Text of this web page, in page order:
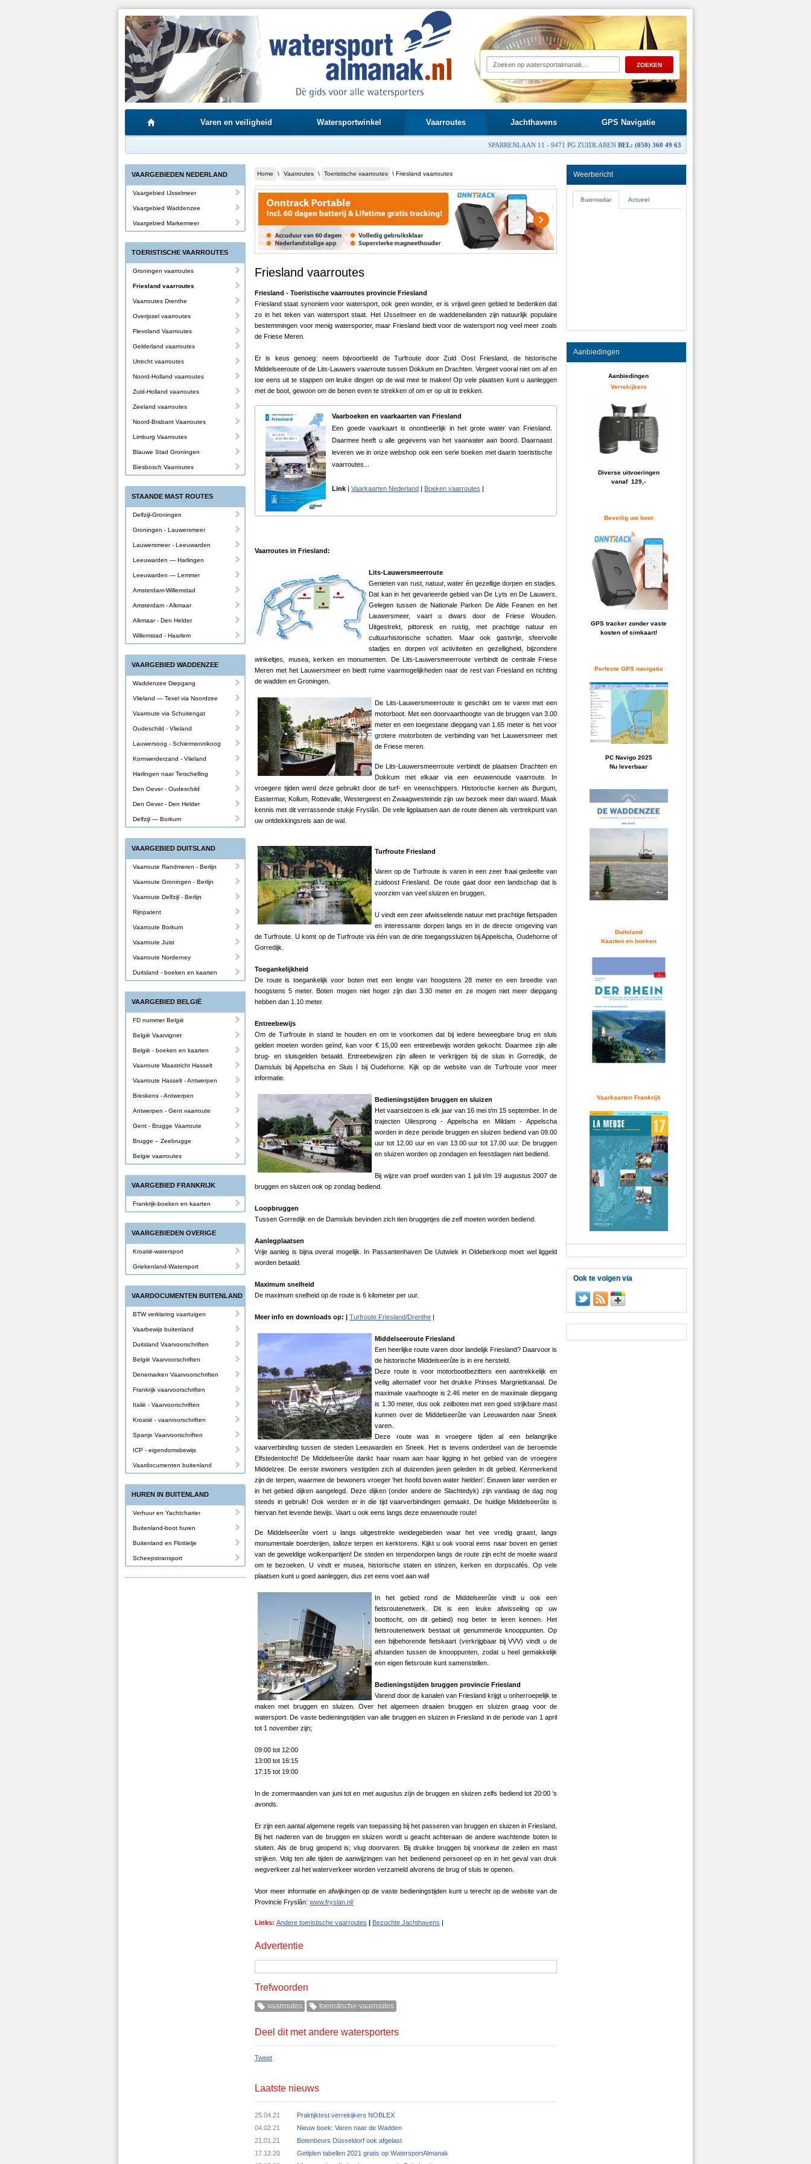
Varen en veiligheid Watersportwinkel Vaarroutes Jachthavens GPS Navigatie
SPARRENLAAN 11 - 9471 PG ZUIDLAREN BEL: (050) 360 49 63
Home \ Vaarroutes \ Toeristische vaarroutes \ Friesland vaarroutes
Friesland vaarroutes
Friesland - Toeristische vaarroutes provincie Friesland
Friesland staat synoniem voor watersport, ook geen wonder, er is vrijwel geen gebied te bedenken dat
zo in het teken van watersport staat. Het IJsselmeer en de waddeneilanden zijn natuurlijk populaire
bestemmingen voor menig watersporter, maar Friesland biedt voor de watersport nog veel meer zoals
de Friese Meren.
Er is keus genoeg: neem bijvoorbeeld de Turfroute door Zuid Oost Friesland, de historische
Middelseeroute of de Lits-Lauwers vaarroute tussen Dokkum en Drachten. Vergeet vooral niet om af en
toe eens uit te stappen om leuke dingen op de wal mee te maken! Op vele plaatsen kunt u aanleggen
met de boot, gewoon om de benen even te strekken of om er op uit te trekken.
Vaarboeken en vaarkaarten van Friesland
Een goede vaarkaart is onontbeerlijk in het grote water van Friesland.
Daarmee heeft u alle gegevens van het vaarwater aan boord. Daarnaast
leveren we in onze webshop ook een serie boeken met daarin toeristische
vaarroutes...
Link | Vaarkaarten Nederland | Boeken vaarroutes |
Vaarroutes in Friesland:
Lits-Lauwersmeerroute
Genieten van rust, natuur, water én gezellige dorpen en stadjes.
Dat kan in het gevarieerde gebied van De Lyts en De Lauwers.
Gelegen tussen de Nationale Parken De Alde Feanen en het
Lauwersmeer, vaart u dwars door de Friese Wouden.
Uitgestrekt, pittoresk en rustig, met prachtige natuur en
cultuurhistorische schatten. Maar ook gastvrije, sfeervolle
stadjes en dorpen vol activiteiten en gezelligheid, bijzondere
winkeltjes, musea, kerken en monumenten. De Lits-Lauwersmeerroute verbindt de centrale Friese
Meren met het Lauwersmeer en biedt ruime vaarmogelijkheden naar de rest van Friesland en richting
de wadden en Groningen.
De Lits-Lauwersmeerroute is geschikt om te varen met een
motorboot. Met een doorvaarthoogte van de bruggen van 3.00
meter en een toegestane diepgang van 1.65 meter is het voor
grotere motorboten de verbinding van het Lauwersmeer met
de Friese meren.
De Lits-Lauwersmeerroute verbindt de plaatsen Drachten en
Dokkum met elkaar via een eeuwenoude vaarroute. In
vroegere tijden werd deze gebruikt door de turf- en veenschippers. Historische kernen als Burgum,
Eastermar, Kollum, Rottevalle, Westergeest en Zwaagwesteinde zijn uw bezoek meer dan waard. Maak
kennis met dit verrassende stukje Fryslân. De vele ligplaatsen aan de route dienen als vertrekpunt van
uw ontdekkingsreis aan de wal.
Turfroute Friesland
Varen op de Turfroute is varen in een zeer fraai gedeelte van
zuidoost Friesland. De route gaat door een landschap dat is
voorzien van veel sluizen en bruggen.
U vindt een zeer afwisselende natuur met prachtige fietspaden
en interessante dorpen langs en in de directe omgeving van
de Turfroute. U komt op de Turfroute via één van de drie toegangssluizen bij Appelscha, Oudehorne of
Gorredijk.
Toegankelijkheid
De route is toegankelijk voor boten met een lengte van hoogstens 28 meter en een breedte van
hoogstens 5 meter. Boten mogen niet hoger zijn dan 3.30 meter en ze mogen niet meer diepgang
hebben dan 1.10 meter.
Entreebewijs
Om de Turfroute in stand te houden en om te voorkomen dat bij iedere beweegbare brug en sluis
gelden moeten worden geïnd, kan voor € 15,00 een entreebewijs worden gekocht. Daarmee zijn alle
brug- en sluisgelden betaald. Entreebewijzen zijn alleen te verkrijgen bij de sluis in Gorredijk, de
Damsluis bij Appelscha en Sluis I bij Oudehorne. Kijk op de website van de Turfroute voor meer
informatie.
Bedieningstijden bruggen en sluizen
Het vaarseizoen is elk jaar van 16 mei t/m 15 september. In de
trajecten Uilesprong - Appelscha en Mildam - Appelscha
worden in deze periode bruggen en sluizen bediend van 09.00
uur tot 12.00 uur en van 13.00 uur tot 17.00 uur. De bruggen
en sluizen worden op zondagen en feestdagen niet bediend.
Bij wijze van proef worden van 1 juli t/m 19 augustus 2007 de
bruggen en sluizen ook op zondag bediend.
Loopbruggen
Tussen Gorredijk en de Damsluis bevinden zich tien bruggetjes die zelf moeten worden bediend.
Aanlegplaatsen
Vrije aanleg is bijna overal mogelijk. In Passantenhaven De Uutwiek in Oldeberkoop moet wel liggeld
worden betaald.
Maximum snelheid
De maximum snelheid op de route is 6 kilometer per uur.
Meer info en downloads op: | Turfroute Friesland/Drenthe |
Middelseeroute Friesland
Een heerlijke route varen door landelijk Friesland? Daarvoor is
de historische Middelseerûte is in ere hersteld.
Deze route is voor motorbootbezitters een aantrekkelijk en
veilig alternatief voor het drukke Prinses Margrietkanaal. De
maximale vaarhoogte is 2.46 meter en de maximale diepgang
is 1.30 meter, dus ook zeilboten met een goed strijkbare mast
kunnen over de Middelseerûte van Leeuwarden naar Sneek
varen.
Deze route was in vroegere tijden al een belangrijke
vaarverbinding tussen de steden Leeuwarden en Sneek. Het is tevens onderdeel van de beroemde
Elfstedentocht! De Middelseerûte dankt haar naam aan haar ligging in het gebied van de vroegere
Middelzee. De eerste inwoners vestigden zich al duizenden jaren geleden in dit gebied. Kenmerkend
zijn de terpen, waarmee de bewoners vroeger ‘het hoofd boven water hielden’. Eeuwen later werden er
in het gebied dijken aangelegd. Deze dijken (onder andere de Slachtedyk) zijn vandaag de dag nog
steeds in gebruik! Ook werden er in die tijd vaarverbindingen gemaakt. De huidige Middelseerûte is
hiervan het levende bewijs. Vaart u ook eens langs deze eeuwenoude route!
De Middelseerûte voert u langs uitgestrekte weidegebieden waar het vee vredig graast, langs
monumentale boerderijen, talloze terpen en kerktorens. Kijkt u ook vooral eens naar boven en geniet
van de geweldige wolkenpartijen! De steden en terpendorpen langs de route zijn echt de moeite waard
om te bezoeken. U vindt er musea, historische staten en stinzen, kerken en dorpscafés. Op vele
plaatsen kunt u goed aanleggen, dus zet eens voet aan wal!
In het gebied rond de Middelseerûte vindt u ook een
fietsroutenetwerk. Dit is een leuke afwisseling op uw
boottocht, om dit gebied) nog beter te leren kennen. Het
fietsroutenetwerk bestaat uit genummerde knooppunten. Op
een bijbehorende fietskaart (verkrijgbaar bij VVV) vindt u de
afstanden tussen de knooppunten, zodat u heel gemakkelijk
een eigen fietsroute kunt samenstellen.
Bedieningstijden bruggen provincie Friesland
Varend door de kanalen van Friesland krijgt u onherroepelijk te
maken met bruggen en sluizen. Over het algemeen draaien bruggen en sluizen graag voor de
watersport. De vaste bedieningstijden van alle bruggen en sluizen in Friesland in de periode van 1 april
tot 1 november zijn;
09:00 tot 12:00
13:00 tot 16:15
17:15 tot 19:00
In de zomermaanden van juni tot en met augustus zijn de bruggen en sluizen zelfs bediend tot 20:00 ’s
avonds.
Er zijn een aantal algemene regels van toepassing bij het passeren van bruggen en sluizen in Friesland.
Bij het naderen van de bruggen en sluizen wordt u geacht achteraan de andere wachtende boten te
sluiten. Als de brug geopend is; vlug doorvaren. Bij drukke bruggen bij voorkeur de zeilen en mast
strijken. Volg ten alle tijden de aanwijzingen van het bedienend personeel op en in het geval van druk
wegverkeer zal het waterverkeer worden verzameld alvorens de brug of sluis te openen.
Voor meer informatie en afwijkingen op de vaste bedieningstijden kunt u terecht op de website van de
Provincie Fryslân: www.fryslan.nl/
Links: Andere toeristische vaarroutes | Bezochte Jachthavens |
Advertentie
Trefwoorden
vaarroutes toeristische-vaarroutes
Deel dit met andere watersporters
Tweet
Laatste nieuws
25.04.21
Praktijktest verrekijkers NOBLEX
04.02.21
Nieuw boek: Varen naar de Wadden
21.01.21
Botenbeurs Düsseldorf ook afgelast
17.12.20
Getijden tabellen 2021 gratis op WatersportAlmanak
Weerbericht
Buienradar Actueel
Aanbiedingen
Aanbiedingen
Verrekijkers
Diverse uitvoeringen
vanaf 129,-
Beveilig uw boot
GPS tracker zonder vaste
kosten of simkaart!
Perfecte GPS navigatie
PC Navigo 2025
Nu leverbaar
Duitsland
Kaarten en boeken
Vaarkaarten Frankrijk
Ook te volgen via
VAARGEBIEDEN NEDERLAND
Vaargebied IJsselmeer
Vaargebied Waddenzee
Vaargebied Markermeer
TOERISTISCHE VAARROUTES
Groningen vaarroutes
Friesland vaarroutes
Vaarroutes Drenthe
Overijssel vaarroutes
Flevoland Vaarroutes
Gelderland vaarroutes
Utrecht vaarroutes
Noord-Holland vaarroutes
Zuid-Holland vaarroutes
Zeeland vaarroutes
Noord-Brabant Vaarroutes
Limburg Vaarroutes
Blauwe Stad Groningen
Biesbosch Vaarroutes
STAANDE MAST ROUTES
Delfzijl-Groningen
Groningen - Lauwersmeer
Lauwersmeer - Leeuwarden
Leeuwarden — Harlingen
Leeuwarden — Lemmer
Amsterdam-Willemstad
Amsterdam - Alkmaar
Alkmaar - Den Helder
Willemstad - Haarlem
VAARGEBIED WADDENZEE
Waddenzee Diepgang
Vlieland — Texel via Noordzee
Vaarroute via Schuitengat
Oudeschild - Vlieland
Lauwersoog - Schiermonnikoog
Kornwerderzand - Vlieland
Harlingen naar Terschelling
Den Oever - Oudeschild
Den Oever - Den Helder
Delfzijl — Borkum
VAARGEBIED DUITSLAND
Vaarroute Randmeren - Berlijn
Vaarroute Groningen - Berlijn
Vaarroute Delfzijl - Berlijn
Rijnpatent
Vaarroute Borkum
Vaarroute Juist
Vaarroute Norderney
Duitsland - boeken en kaarten
VAARGEBIED BELGIË
FD nummer België
België Vaarvignet
België - boeken en kaarten
Vaarroute Maastricht Hasselt
Vaarroute Hasselt - Antwerpen
Breskens - Antwerpen
Antwerpen - Gent vaarroute
Gent - Brugge Vaarroute
Brugge – Zeebrugge
Belgie vaarroutes
VAARGEBIED FRANKRIJK
Frankrijk-boeken en kaarten
VAARGEBIEDEN OVERIGE
Kroatië-watersport
Griekenland-Watersport
VAARDOCUMENTEN BUITENLAND
BTW verklaring vaartuigen
Vaarbewijs buitenland
Duitsland Vaarvoorschriften
België Vaarvoorschriften
Denemarken Vaarvoorschriften
Frankrijk vaarvoorschriften
Italië - Vaarvoorschriften
Kroatië - vaarvoorschriften
Spanje Vaarvoorschriften
ICP - eigendomsbewijs
Vaardocumenten buitenland
HUREN IN BUITENLAND
Verhuur en Yachtcharter
Buitenland-boot huren
Buitenland en Flottielje
Scheepstransport